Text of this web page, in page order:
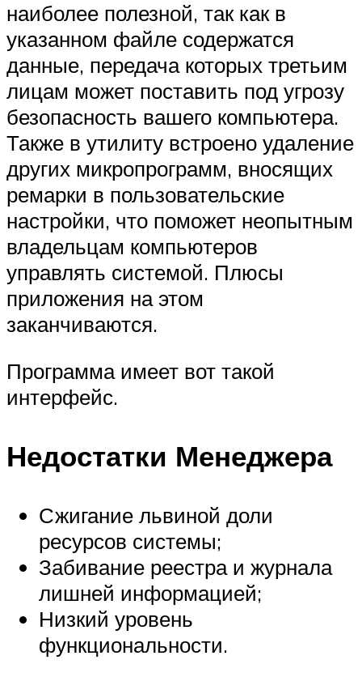
наиболее полезной, так как в
указанном файле содержатся
данные, передача которых третьим
лицам может поставить под угрозу
безопасность вашего компьютера.
Также в утилиту встроено удаление
других микропрограмм, вносящих
ремарки в пользовательские
настройки, что поможет неопытным
владельцам компьютеров
управлять системой. Плюсы
приложения на этом
заканчиваются.
Программа имеет вот такой
интерфейс.
Недостатки Менеджера
Сжигание львиной доли
ресурсов системы;
Забивание реестра и журнала
лишней информацией;
Низкий уровень
функциональности.